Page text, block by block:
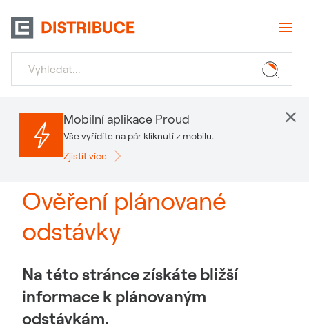
Ověření plánované
odstávky
Na této stránce získáte bližší
informace k plánovaným
odstávkám.
Mobilní aplikace Proud
Vše vyřídíte na pár kliknutí z mobilu.
Zjistit více
×